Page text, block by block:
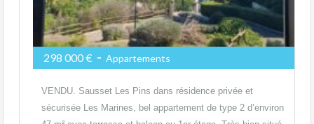
298 000 € - Appartements
VENDU. Sausset Les Pins dans résidence privée et
sécurisée Les Marines, bel appartement de type 2 d’environ